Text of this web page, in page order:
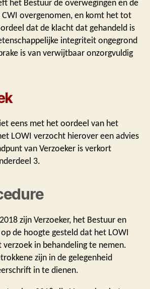
het Bestuur de overwegingen en de
overgenomen, en komt het tot
dat de klacht dat gehandeld is
integriteit ongegrond
is van verwijtbaar onzorgvuldig
eens met het oordeel van het
LOWI verzocht hierover een advies
van Verzoeker is verkort
3.
zijn Verzoeker, het Bestuur en
de hoogte gesteld dat het LOWI
in behandeling te nemen.
zijn in de gelegenheid
in te dienen.